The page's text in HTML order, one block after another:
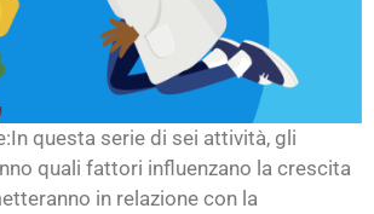
questa serie di sei attività, gli
quali fattori influenzano la crescita
in relazione con la